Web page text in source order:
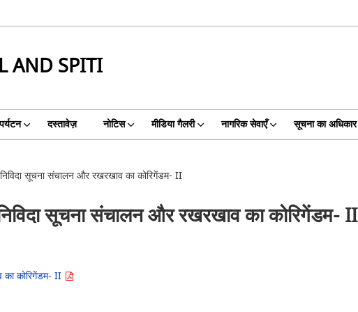
AND SPITI
दस्तावेज़ नोटिस मीडिया गैलरी नागरिक सेवाएँ सूचना का अधिकार
सूचना संचालन और रखरखाव का कोरिगेंडम- II
सूचना संचालन और रखरखाव का कोरिगेंडम- II
का कोरिगेंडम- II